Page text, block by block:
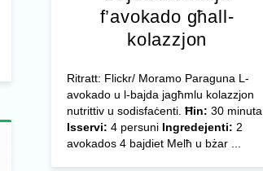
f’avokado għall-
kolazzjon
Ritratt: Flickr/ Moramo Paraguna L-
avokado u l-bajda jagħmlu kolazzjon
nutrittiv u sodisfaċenti. Ħin: 30 minuta
Isservi: 4 persuni Ingredejenti: 2
avokados 4 bajdiet Melħ u bżar ...